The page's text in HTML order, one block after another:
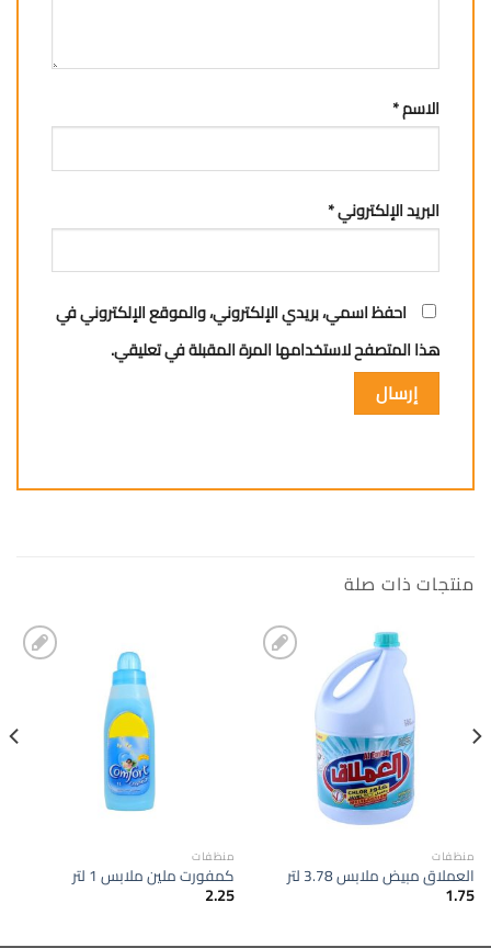
الاسم*
البريد الإلكتروني*
احفظ اسمي، بريدي الإلكتروني، والموقع الإلكتروني في
هذا المتصفح لاستخدامها المرة المقبلة في تعليقي.
منتجات ذات صلة
منظفات
العملاق مبيض ملابس 3.78 لتر
1.75
منظفات
كمفورت ملين ملابس 1 لتر
2.25